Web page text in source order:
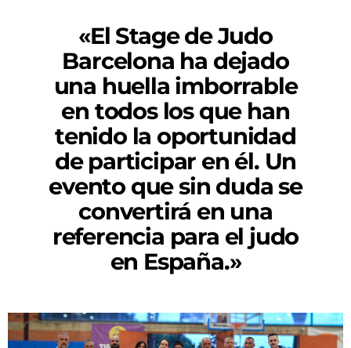
«El Stage de Judo
Barcelona ha dejado
una huella imborrable
en todos los que han
tenido la oportunidad
de participar en él. Un
evento que sin duda se
convertirá en una
referencia para el judo
en España.»